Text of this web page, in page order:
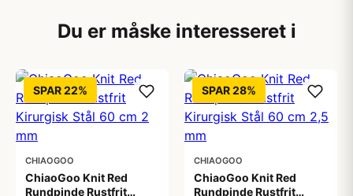
Du er måske interesseret i
SPAR 22%
CHIAOGOO
ChiaoGoo Knit Red
Rundpinde Rustfrit
SPAR 28%
CHIAOGOO
ChiaoGoo Knit Red
Rundpinde Rustfrit